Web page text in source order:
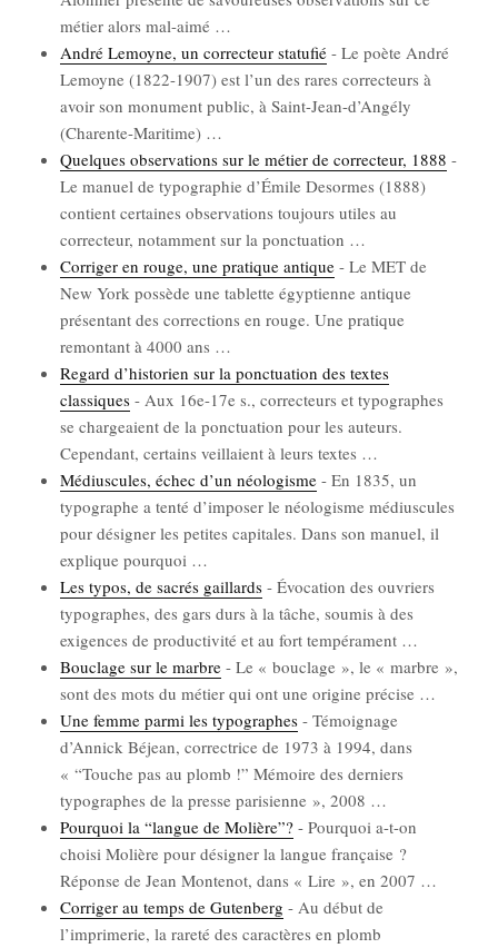
métier alors mal-aimé …
André Lemoyne, un cor­rec­teur sta­tu­fié - Le poète André
Lemoyne (1822-1907) est l’un des rares cor­rec­teurs à
avoir son monu­ment public, à Saint-Jean-d’An­gé­ly
(Cha­rente-Mari­time) …
Quelques obser­va­tions sur le métier de cor­rec­teur, 1888 -
Le manuel de typo­gra­phie d’É­mile Desormes (1888)
contient cer­taines obser­va­tions tou­jours utiles au
cor­rec­teur, notam­ment sur la ponc­tua­tion …
Cor­ri­ger en rouge, une pra­tique antique - Le MET de
New York pos­sède une tablette égyp­tienne antique
pré­sen­tant des cor­rec­tions en rouge. Une pra­tique
remon­tant à 4000 ans …
Regard d’historien sur la ponc­tua­tion des textes
clas­siques - Aux 16e-17e s., cor­rec­teurs et typo­graphes
se char­geaient de la ponc­tua­tion pour les auteurs.
Cepen­dant, cer­tains veillaient à leurs textes …
Médius­cules, échec d’un néo­lo­gisme - En 1835, un
typo­graphe a ten­té d’im­po­ser le néo­lo­gisme médius­cules
pour dési­gner les petites capi­tales. Dans son manuel, il
explique pour­quoi …
Les typos, de sacrés gaillards - Évo­ca­tion des ouvriers
typo­graphes, des gars durs à la tâche, sou­mis à des
exi­gences de pro­duc­ti­vi­té et au fort tem­pé­ra­ment …
Bou­clage sur le marbre - Le « bou­clage », le « marbre »,
sont des mots du métier qui ont une ori­gine pré­cise …
Une femme par­mi les typo­graphes - Témoi­gnage
d’Annick Béjean, cor­rec­trice de 1973 à 1994, dans
« “Touche pas au plomb !” Mémoire des der­niers
typo­graphes de la presse pari­sienne », 2008 …
Pour­quoi la “langue de Molière”? - Pour­quoi a-t-on
choi­si Molière pour dési­gner la langue fran­çaise ?
Réponse de Jean Mon­te­not, dans « Lire », en 2007 …
Cor­ri­ger au temps de Guten­berg - Au début de
l’im­pri­me­rie, la rare­té des carac­tères en plomb